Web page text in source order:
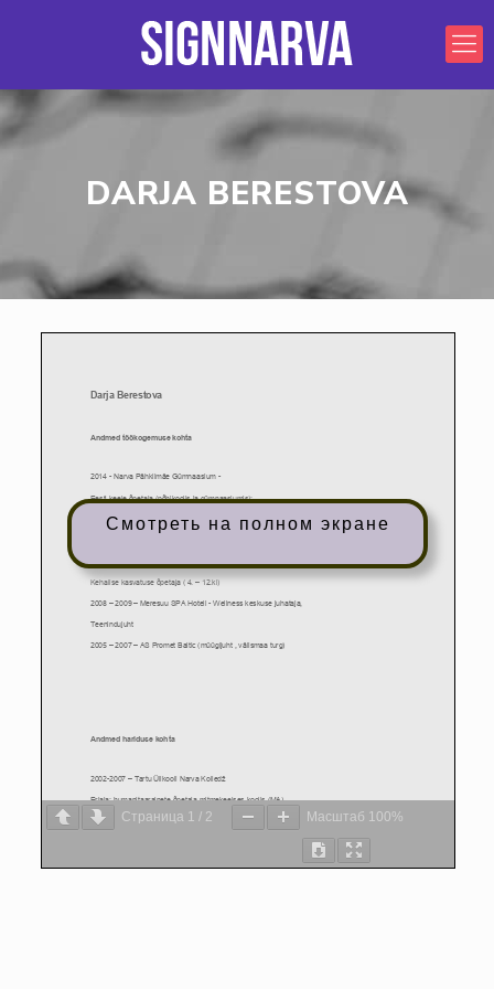
DARJA BERESTOVA
Смотреть на полном экране
Страница 1 / 2 Масштаб 100%